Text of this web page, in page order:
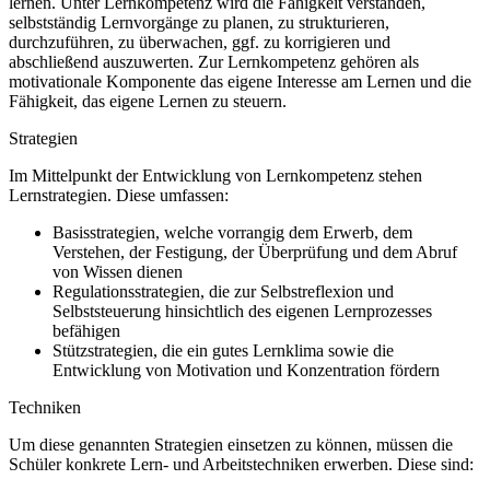
selbstständig Lernvorgänge zu planen, zu strukturieren,
durchzuführen, zu überwachen, ggf. zu korrigieren und
abschließend auszuwerten. Zur Lernkompetenz gehören als
motivationale Komponente das eigene Interesse am Lernen und die
Fähigkeit, das eigene Lernen zu steuern.
Strategien
Im Mittelpunkt der Entwicklung von Lernkompetenz stehen
Lernstrategien. Diese umfassen:
Basisstrategien, welche vorrangig dem Erwerb, dem
Verstehen, der Festigung, der Überprüfung und dem Abruf
von Wissen dienen
Regulationsstrategien, die zur Selbstreflexion und
Selbststeuerung hinsichtlich des eigenen Lernprozesses
befähigen
Stützstrategien, die ein gutes Lernklima sowie die
Entwicklung von Motivation und Konzentration fördern
Techniken
Um diese genannten Strategien einsetzen zu können, müssen die
Schüler konkrete Lern- und Arbeitstechniken erwerben. Diese sind: